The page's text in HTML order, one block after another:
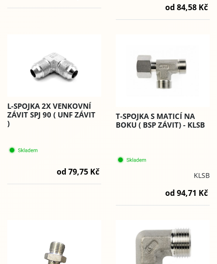
od 84,58 Kč
L-SPOJKA 2X VENKOVNÍ
ZÁVIT SPJ 90 ( UNF ZÁVIT
)
od 79,75 Kč
T-SPOJKA S MATICÍ NA
BOKU ( BSP ZÁVIT) - KLSB
KLSB
od 94,71 Kč